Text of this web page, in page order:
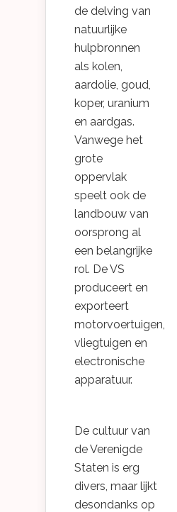
de delving van
natuurlijke
hulpbronnen
als kolen,
aardolie, goud,
koper, uranium
en aardgas.
Vanwege het
grote
oppervlak
speelt ook de
landbouw van
oorsprong al
een belangrijke
rol. De VS
produceert en
exporteert
motorvoertuigen,
vliegtuigen en
electronische
apparatuur.
De cultuur van
de Verenigde
Staten is erg
divers, maar lijkt
desondanks op